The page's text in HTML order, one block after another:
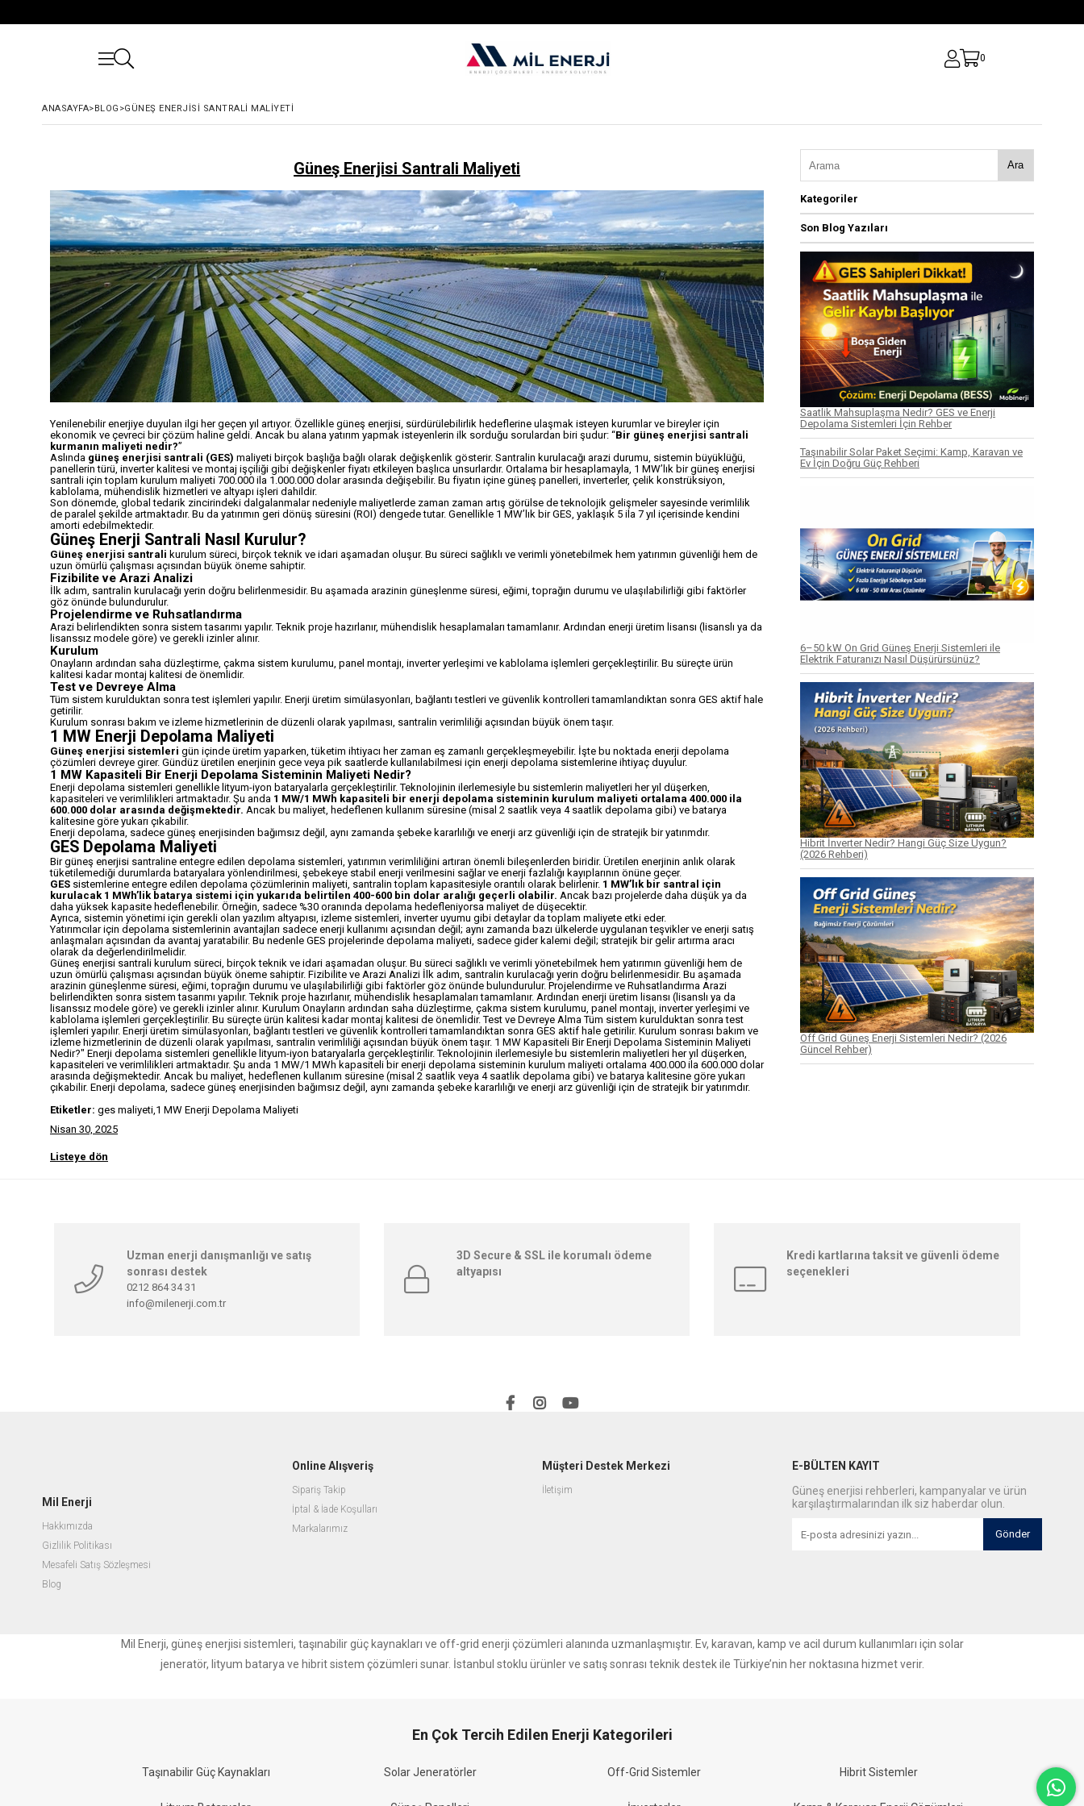
0
ANASAYFA>BLOG >GÜNEŞ ENERJISI SANTRALI MALIYETI
Güneş Enerjisi Santrali Maliyeti
Yenilenebilir enerjiye duyulan ilgi her geçen yıl artıyor. Özellikle güneş enerjisi, sürdürülebilirlik hedeflerine ulaşmak isteyen kurumlar ve bireyler için
ekonomik ve çevreci bir çözüm haline geldi. Ancak bu alana yatırım yapmak isteyenlerin ilk sorduğu sorulardan biri şudur: “Bir güneş enerjisi santrali
kurmanın maliyeti nedir?”
Aslında güneş enerjisi santrali (GES) maliyeti birçok başlığa bağlı olarak değişkenlik gösterir. Santralin kurulacağı arazi durumu, sistemin büyüklüğü,
panellerin türü, inverter kalitesi ve montaj işçiliği gibi değişkenler fiyatı etkileyen başlıca unsurlardır. Ortalama bir hesaplamayla, 1 MW’lık bir güneş enerjisi
santrali için toplam kurulum maliyeti 700.000 ila 1.000.000 dolar arasında değişebilir. Bu fiyatın içine güneş panelleri, inverterler, çelik konstrüksiyon,
kablolama, mühendislik hizmetleri ve altyapı işleri dahildir.
Son dönemde, global tedarik zincirindeki dalgalanmalar nedeniyle maliyetlerde zaman zaman artış görülse de teknolojik gelişmeler sayesinde verimlilik
de paralel şekilde artmaktadır. Bu da yatırımın geri dönüş süresini (ROI) dengede tutar. Genellikle 1 MW’lık bir GES, yaklaşık 5 ila 7 yıl içerisinde kendini
amorti edebilmektedir.
Güneş Enerji Santrali Nasıl Kurulur?
Güneş enerjisi santrali kurulum süreci, birçok teknik ve idari aşamadan oluşur. Bu süreci sağlıklı ve verimli yönetebilmek hem yatırımın güvenliği hem de
uzun ömürlü çalışması açısından büyük öneme sahiptir.
Fizibilite ve Arazi Analizi
İlk adım, santralin kurulacağı yerin doğru belirlenmesidir. Bu aşamada arazinin güneşlenme süresi, eğimi, toprağın durumu ve ulaşılabilirliği gibi faktörler
göz önünde bulundurulur.
Projelendirme ve Ruhsatlandırma
Arazi belirlendikten sonra sistem tasarımı yapılır. Teknik proje hazırlanır, mühendislik hesaplamaları tamamlanır. Ardından enerji üretim lisansı (lisanslı ya da
lisanssız modele göre) ve gerekli izinler alınır.
Kurulum
Onayların ardından saha düzleştirme, çakma sistem kurulumu, panel montajı, inverter yerleşimi ve kablolama işlemleri gerçekleştirilir. Bu süreçte ürün
kalitesi kadar montaj kalitesi de önemlidir.
Test ve Devreye Alma
Tüm sistem kurulduktan sonra test işlemleri yapılır. Enerji üretim simülasyonları, bağlantı testleri ve güvenlik kontrolleri tamamlandıktan sonra GES aktif hale
getirilir.
Kurulum sonrası bakım ve izleme hizmetlerinin de düzenli olarak yapılması, santralin verimliliği açısından büyük önem taşır.
1 MW Enerji Depolama Maliyeti
Güneş enerjisi sistemleri gün içinde üretim yaparken, tüketim ihtiyacı her zaman eş zamanlı gerçekleşmeyebilir. İşte bu noktada enerji depolama
çözümleri devreye girer. Gündüz üretilen enerjinin gece veya pik saatlerde kullanılabilmesi için enerji depolama sistemlerine ihtiyaç duyulur.
1 MW Kapasiteli Bir Enerji Depolama Sisteminin Maliyeti Nedir?
Enerji depolama sistemleri genellikle lityum-iyon bataryalarla gerçekleştirilir. Teknolojinin ilerlemesiyle bu sistemlerin maliyetleri her yıl düşerken,
kapasiteleri ve verimlilikleri artmaktadır. Şu anda 1 MW/1 MWh kapasiteli bir enerji depolama sisteminin kurulum maliyeti ortalama 400.000 ila
600.000 dolar arasında değişmektedir. Ancak bu maliyet, hedeflenen kullanım süresine (misal 2 saatlik veya 4 saatlik depolama gibi) ve batarya
kalitesine göre yukarı çıkabilir.
Enerji depolama, sadece güneş enerjisinden bağımsız değil, aynı zamanda şebeke kararlılığı ve enerji arz güvenliği için de stratejik bir yatırımdır.
GES Depolama Maliyeti
Bir güneş enerjisi santraline entegre edilen depolama sistemleri, yatırımın verimliliğini artıran önemli bileşenlerden biridir. Üretilen enerjinin anlık olarak
tüketilemediği durumlarda bataryalara yönlendirilmesi, şebekeye stabil enerji verilmesini sağlar ve enerji fazlalığı kayıplarının önüne geçer.
GES sistemlerine entegre edilen depolama çözümlerinin maliyeti, santralin toplam kapasitesiyle orantılı olarak belirlenir. 1 MW’lık bir santral için
kurulacak 1 MWh’lik batarya sistemi için yukarıda belirtilen 400-600 bin dolar aralığı geçerli olabilir. Ancak bazı projelerde daha düşük ya da
daha yüksek kapasite hedeflenebilir. Örneğin, sadece %30 oranında depolama hedefleniyorsa maliyet de düşecektir.
Ayrıca, sistemin yönetimi için gerekli olan yazılım altyapısı, izleme sistemleri, inverter uyumu gibi detaylar da toplam maliyete etki eder.
Yatırımcılar için depolama sistemlerinin avantajları sadece enerji kullanımı açısından değil; aynı zamanda bazı ülkelerde uygulanan teşvikler ve enerji satış
anlaşmaları açısından da avantaj yaratabilir. Bu nedenle GES projelerinde depolama maliyeti, sadece gider kalemi değil; stratejik bir gelir artırma aracı
olarak da değerlendirilmelidir.
Güneş enerjisi santrali kurulum süreci, birçok teknik ve idari aşamadan oluşur. Bu süreci sağlıklı ve verimli yönetebilmek hem yatırımın güvenliği hem de
uzun ömürlü çalışması açısından büyük öneme sahiptir. Fizibilite ve Arazi Analizi İlk adım, santralin kurulacağı yerin doğru belirlenmesidir. Bu aşamada
arazinin güneşlenme süresi, eğimi, toprağın durumu ve ulaşılabilirliği gibi faktörler göz önünde bulundurulur. Projelendirme ve Ruhsatlandırma Arazi
belirlendikten sonra sistem tasarımı yapılır. Teknik proje hazırlanır, mühendislik hesaplamaları tamamlanır. Ardından enerji üretim lisansı (lisanslı ya da
lisanssız modele göre) ve gerekli izinler alınır. Kurulum Onayların ardından saha düzleştirme, çakma sistem kurulumu, panel montajı, inverter yerleşimi ve
kablolama işlemleri gerçekleştirilir. Bu süreçte ürün kalitesi kadar montaj kalitesi de önemlidir. Test ve Devreye Alma Tüm sistem kurulduktan sonra test
işlemleri yapılır. Enerji üretim simülasyonları, bağlantı testleri ve güvenlik kontrolleri tamamlandıktan sonra GES aktif hale getirilir. Kurulum sonrası bakım ve
izleme hizmetlerinin de düzenli olarak yapılması, santralin verimliliği açısından büyük önem taşır. 1 MW Kapasiteli Bir Enerji Depolama Sisteminin Maliyeti
Nedir?" Enerji depolama sistemleri genellikle lityum-iyon bataryalarla gerçekleştirilir. Teknolojinin ilerlemesiyle bu sistemlerin maliyetleri her yıl düşerken,
kapasiteleri ve verimlilikleri artmaktadır. Şu anda 1 MW/1 MWh kapasiteli bir enerji depolama sisteminin kurulum maliyeti ortalama 400.000 ila 600.000 dolar
arasında değişmektedir. Ancak bu maliyet, hedeflenen kullanım süresine (misal 2 saatlik veya 4 saatlik depolama gibi) ve batarya kalitesine göre yukarı
çıkabilir. Enerji depolama, sadece güneş enerjisinden bağımsız değil, aynı zamanda şebeke kararlılığı ve enerji arz güvenliği için de stratejik bir yatırımdır.
Etiketler: ges maliyeti,1 MW Enerji Depolama Maliyeti
Nisan 30, 2025
Listeye dön
Ara
Kategoriler
Son Blog Yazıları
Saatlik Mahsuplaşma Nedir? GES ve Enerji
Depolama Sistemleri İçin Rehber
Taşınabilir Solar Paket Seçimi: Kamp, Karavan ve
Ev İçin Doğru Güç Rehberi
6–50 kW On Grid Güneş Enerji Sistemleri ile
Elektrik Faturanızı Nasıl Düşürürsünüz?
Hibrit İnverter Nedir? Hangi Güç Size Uygun?
(2026 Rehberi)
Off Grid Güneş Enerji Sistemleri Nedir? (2026
Güncel Rehber)
Uzman enerji danışmanlığı ve satış
sonrası destek
0212 864 34 31
info@milenerji.com.tr
3D Secure & SSL ile korumalı ödeme
altyapısı
Kredi kartlarına taksit ve güvenli ödeme
seçenekleri
Mil Enerji
Hakkımızda
Gizlilik Politikası
Mesafeli Satış Sözleşmesi
Blog
Online Alışveriş
Sipariş Takip
İptal & İade Koşulları
Markalarımız
Müşteri Destek Merkezi
İletişim
E-BÜLTEN KAYIT
Güneş enerjisi rehberleri, kampanyalar ve ürün
karşılaştırmalarından ilk siz haberdar olun.
Gönder
Mil Enerji, güneş enerjisi sistemleri, taşınabilir güç kaynakları ve off-grid enerji çözümleri alanında uzmanlaşmıştır. Ev, karavan, kamp ve acil durum kullanımları için solar
jeneratör, lityum batarya ve hibrit sistem çözümleri sunar. İstanbul stoklu ürünler ve satış sonrası teknik destek ile Türkiye’nin her noktasına hizmet verir.
En Çok Tercih Edilen Enerji Kategorileri
Taşınabilir Güç Kaynakları Solar Jeneratörler Off-Grid Sistemler Hibrit Sistemler